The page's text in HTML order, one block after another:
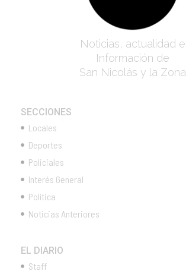
Noticias, actualidad e
Información de
San Nicolás y la Zona
SECCIONES
Locales
Deportes
Policiales
Interés General
Política
Noticias Anteriores
EL DIARIO
Staff